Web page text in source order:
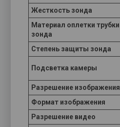
Жесткость зонда
Материал оплетки трубки
зонда
Степень защиты зонда
Подсветка камеры
Разрешение изображения
Формат изображения
Разрешение видео